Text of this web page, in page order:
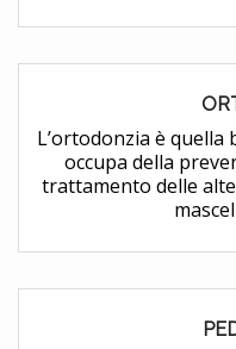
L’ortodonzia è quella
occupa della
trattamento delle